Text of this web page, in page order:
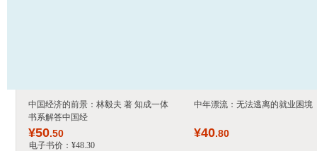
中国经济的前景：林毅夫 著 知成一体
书系解答中国经
¥50.50
电子书价： ¥48.30
中年漂流：无法逃离的就业困境
¥40.80